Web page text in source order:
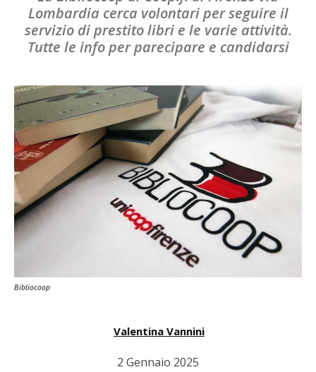
Lombardia cerca volontari per seguire il
servizio di prestito libri e le varie attività.
Tutte le info per parecipare e candidarsi
Bibliocoop
Valentina Vannini
2 Gennaio 2025